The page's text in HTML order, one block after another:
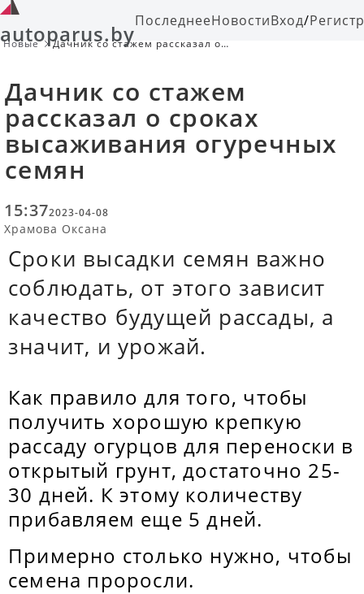
autoparus.byПоследнееНовостиВход/
Новые
Дачник со стажем рассказал о
Дачник со стажем
рассказал о сроках
высаживания огуречных
семян
15:372023-04-08
Храмова Оксана
Сроки высадки семян важно
соблюдать, от этого зависит
качество будущей рассады, а
значит, и урожай.
Как правило для того, чтобы
получить хорошую крепкую
рассаду огурцов для переноски в
открытый грунт, достаточно 25-
30 дней. К этому количеству
прибавляем еще 5 дней.
Примерно столько нужно, чтобы
семена проросли.